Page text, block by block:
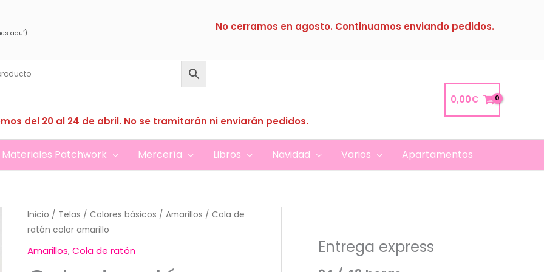
aquí)
No cerramos en agosto. Continuamos enviando pedidos.
del 20 al 24 de abril. No se tramitarán ni enviarán pedidos.
0,00€
Materiales Patchwork Mercería Libros Navidad Varios Apartamentos
Inicio / Telas / Colores básicos / Amarillos / Cola de
ratón color amarillo
Amarillos,Cola de ratón Entrega express